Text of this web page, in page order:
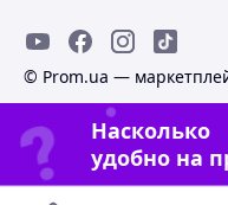
© Prom.ua —
Насколько
удобно на